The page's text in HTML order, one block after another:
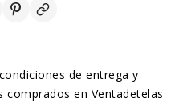
de entrega y
en Ventadetelas